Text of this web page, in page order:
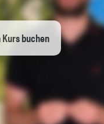
buchen